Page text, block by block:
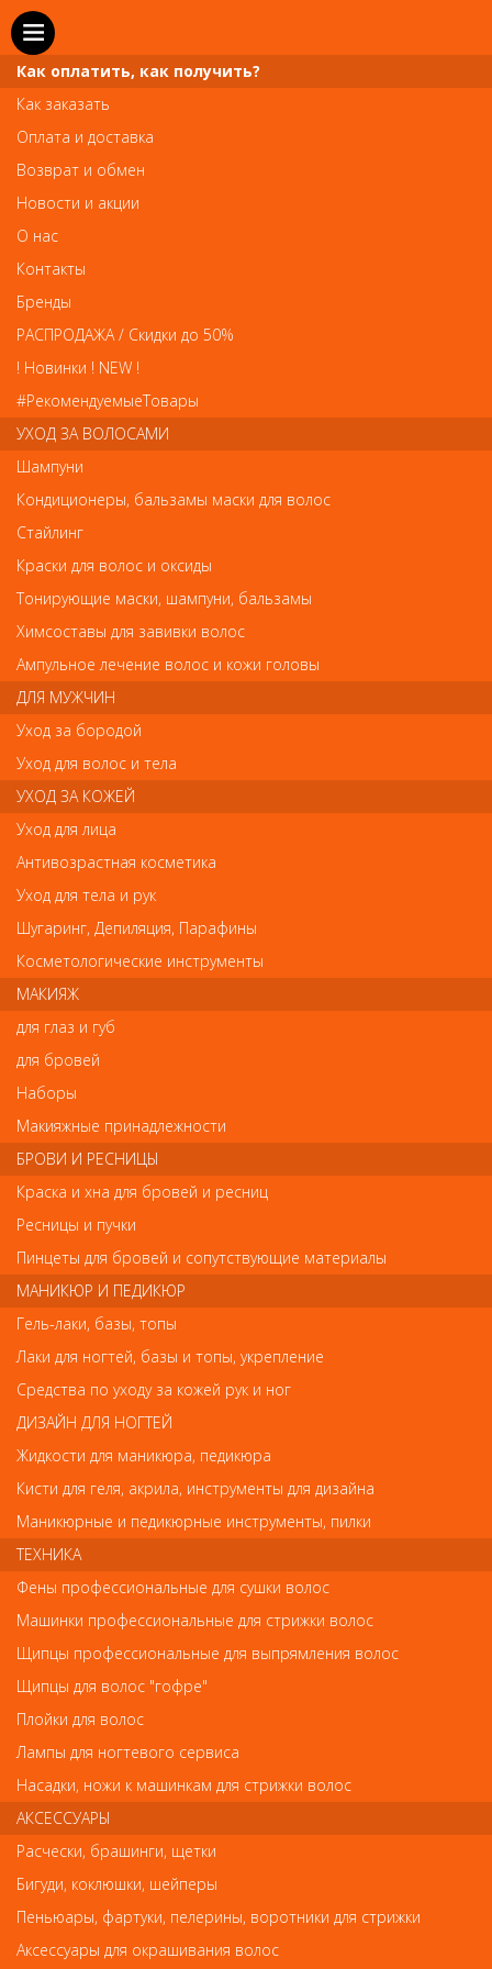
SEO
PC-178 Metzger Ложка УНО от Metzger
PC-178 Metzger Ложка УНО
Арт.PC-178
360
Нет в наличии
В закладки
для кожи, предназначенный для деликатного и эффективного
удаления угрей. Данный косметологический инструмент
оснащен двумя рабочим поверхностями. Одна сторона прибора
(с одним отверстием) предназначена для удаления крупных
сразу с несколькими отверстиями, которая используется для
поверхностного очищения рогового слоя кожи. Ложка «УНО» от
Метцгер изготовлена вручную из инструментальной
высоколегированной нержавеющей стали
Код: 8479729
Отзывы
Напишите свой отзыв
Комментарий
Имя
Обратите внимание
Внешний вид товара «PC-178 Metzger Ложка УНО» может
вида и комплектности реального товара с фотографиями и
описанием на сайте не является показателем ненадлежащего
качества товара.
Каталог
РАСПРОДАЖА / Скидки до 50%
! Новинки ! NEW !
#РекомендуемыеТовары
Как оплатить, как получить?
Как заказать
Оплата и доставка
Возврат и обмен
Новости и акции
О нас
Контакты
Бренды
РАСПРОДАЖА / Скидки до 50%
! Новинки ! NEW !
#РекомендуемыеТовары
УХОД ЗА ВОЛОСАМИ
Шампуни
Кондиционеры, бальзамы маски для волос
Стайлинг
Краски для волос и оксиды
Тонирующие маски, шампуни, бальзамы
Химсоставы для завивки волос
Ампульное лечение волос и кожи головы
ДЛЯ МУЖЧИН
Уход за бородой
Уход для волос и тела
УХОД ЗА КОЖЕЙ
Уход для лица
Антивозрастная косметика
Уход для тела и рук
Шугаринг, Депиляция, Парафины
Косметологические инструменты
МАКИЯЖ
для глаз и губ
для бровей
Наборы
Макияжные принадлежности
БРОВИ И РЕСНИЦЫ
Краска и хна для бровей и ресниц
Ресницы и пучки
Пинцеты для бровей и сопутствующие материалы
МАНИКЮР И ПЕДИКЮР
Гель-лаки, базы, топы
Лаки для ногтей, базы и топы, укрепление
Средства по уходу за кожей рук и ног
ДИЗАЙН ДЛЯ НОГТЕЙ
Жидкости для маникюра, педикюра
Кисти для геля, акрила, инструменты для дизайна
Маникюрные и педикюрные инструменты, пилки
ТЕХНИКА
Фены профессиональные для сушки волос
Машинки профессиональные для стрижки волос
Щипцы профессиональные для выпрямления волос
Щипцы для волос "гофре"
Плойки для волос
Лампы для ногтевого сервиса
Насадки, ножи к машинкам для стрижки волос
АКСЕССУАРЫ
Расчески, брашинги, щетки
Бигуди, коклюшки, шейперы
Пеньюары, фартуки, пелерины, воротники для стрижки
Аксессуары для окрашивания волос